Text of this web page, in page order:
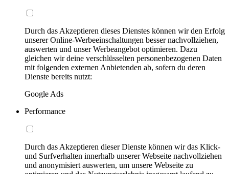
Durch das Akzeptieren dieses Dienstes können wir den Erfolg
unserer Online-Werbeeinschaltungen besser nachvollziehen,
auswerten und unser Werbeangebot optimieren. Dazu
gleichen wir deine verschlüsselten personenbezogenen Daten
mit folgenden externen Anbietenden ab, sofern du deren
Dienste bereits nutzt:
Google Ads
Performance
Durch das Akzeptieren dieser Dienste können wir das Klick-
und Surfverhalten innerhalb unserer Webseite nachvollziehen
und anonymisiert auswerten, um unsere Webseite zu